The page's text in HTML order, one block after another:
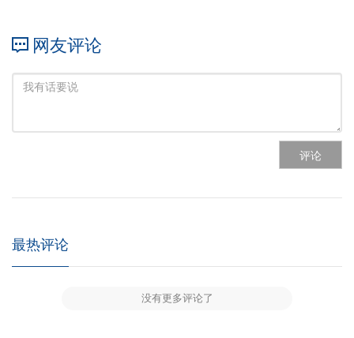
网友评论
评论
最热评论
没有更多评论了